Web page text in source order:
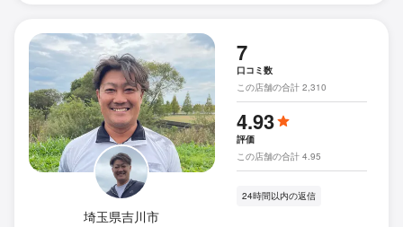
埼玉県吉川市
7
口コミ数
この店舗の合計 2,310
4.93
評価
この店舗の合計 4.95
24時間以内の返信